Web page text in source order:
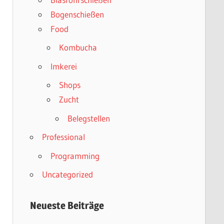
Bogenschießen
Food
Kombucha
Imkerei
Shops
Zucht
Belegstellen
Professional
Programming
Uncategorized
Neueste Beiträge